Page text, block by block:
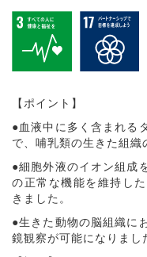
【ポイント】
●血液中に多く含まれる
で、哺乳類の生きた組織
●細胞外液のイオン組成
の正常な機能を維持し
きました。
●生きた動物の脳組織に
鏡観察が可能になりまし